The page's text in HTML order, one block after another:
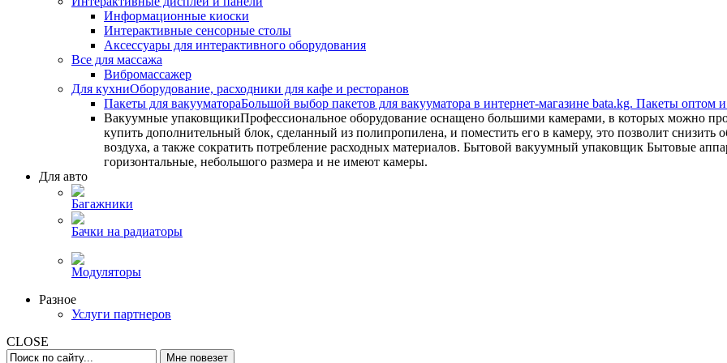
Информационные киоски
Интерактивные сенсорные столы
Аксессуары для интерактивного оборудования
Все для массажа
Вибромассажер
Для кухниОборудование, расходники для кафе и ресторанов
Пакеты для вакууматораБольшой выбор пакетов для вакууматора в интернет-магазине bata.kg. Пакеты оптом
Вакуумные упаковщикиПрофессиональное оборудование оснащено большими камерами, в которых можно
купить дополнительный блок, сделанный из полипропилена, и поместить его в камеру, это позволит снизить
воздуха, а также сократить потребление расходных материалов. Бытовой вакуумный упаковщик Бытовые
горизонтальные, небольшого размера и не имеют камеры.
Для авто
Багажники
Бачки на радиаторы
Модуляторы
Разное
Услуги партнеров
CLOSE